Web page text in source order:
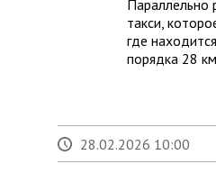
Параллельно
такси,
где
порядка 28
28.02.2026 10:00